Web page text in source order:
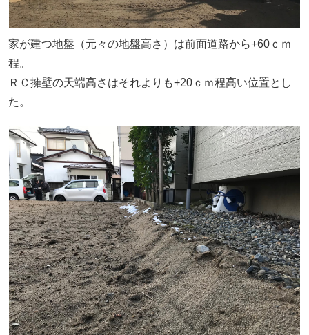
家が建つ地盤（元々の地盤高さ）は前面道路から+60ｃｍ
程。
ＲＣ擁壁の天端高さはそれよりも+20ｃｍ程高い位置とし
た。